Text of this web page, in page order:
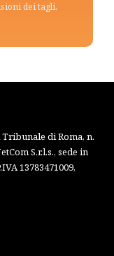
dei tagli.
di Roma, n.
S.r.l.s., sede in
13783471009,